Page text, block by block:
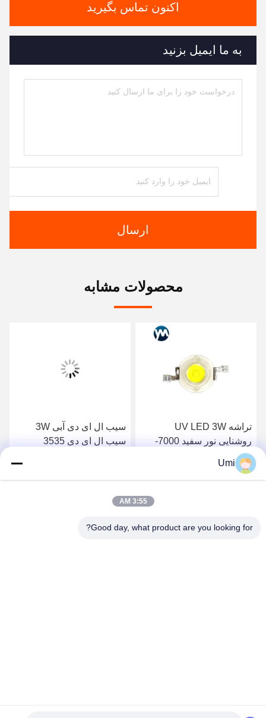
اکنون تماس بگیرید
به ما ایمیل بزنید
ارسال
محصولات مشابه
تراشه UV LED 3W
روشنایی نور سفید 7000-
8000k دمای رنگ
بهترین قیمت را دریافت
سیب ال ای دی آبی 3W
سیب ال ای دی 3535
بهترین قیمت را دریافت
Umi
3:55 AM
Good day, what product are you looking for?